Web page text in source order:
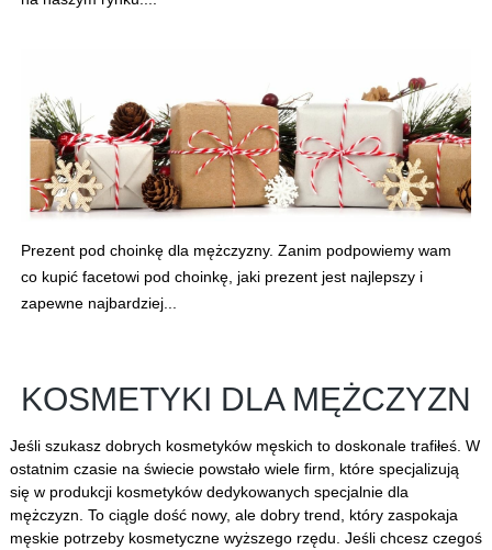
Prezent pod choinkę dla mężczyzny. Zanim podpowiemy wam
co kupić facetowi pod choinkę, jaki prezent jest najlepszy i
zapewne najbardziej...
KOSMETYKI DLA MĘŻCZYZN
Jeśli szukasz dobrych kosmetyków męskich to doskonale trafiłeś. W
ostatnim czasie na świecie powstało wiele firm, które specjalizują
się w produkcji kosmetyków dedykowanych specjalnie dla
mężczyzn. To ciągle dość nowy, ale dobry trend, który zaspokaja
męskie potrzeby kosmetyczne wyższego rzędu. Jeśli chcesz czegoś